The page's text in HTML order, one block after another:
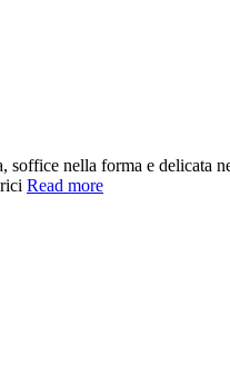
soffice nella forma e delicata
Read more